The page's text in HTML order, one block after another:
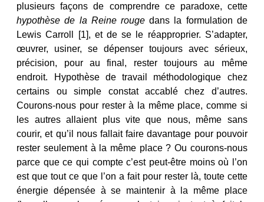
plusieurs façons de comprendre ce paradoxe, cette
hypothèse de la Reine rouge dans la formulation de
Lewis Carroll [1], et de se le réapproprier. S’adapter,
œuvrer, usiner, se dépenser toujours avec sérieux,
précision, pour au final, rester toujours au même
endroit. Hypothèse de travail méthodologique chez
certains ou simple constat accablé chez d’autres.
Courons-nous pour rester à la même place, comme si
les autres allaient plus vite que nous, même sans
courir, et qu’il nous fallait faire davantage pour pouvoir
rester seulement à la même place ? Ou courons-nous
parce que ce qui compte c’est peut-être moins où l’on
est que tout ce que l’on a fait pour rester là, toute cette
énergie dépensée à se maintenir à la même place